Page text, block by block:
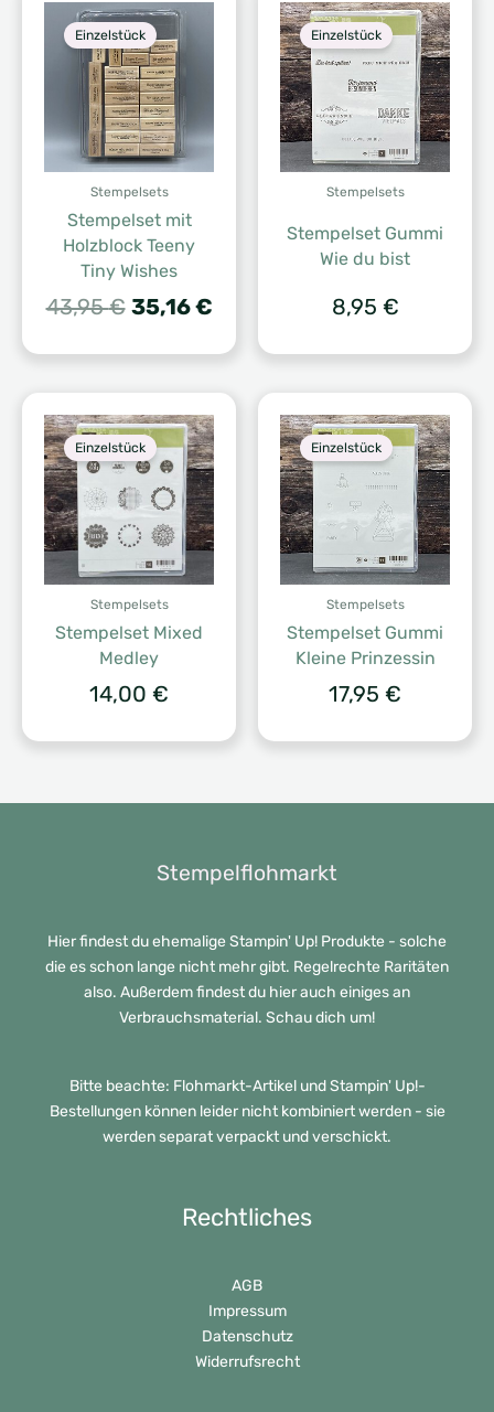
Einzelstück
Stempelsets
Stempelset mit
Holzblock Teeny
Tiny Wishes
43,95€ Ursprünglicher
war:
43,95 €
35,16€Aktueller
ist:
35,16 €.
Einzelstück
Stempelsets
Stempelset Gummi
Wie du bist
8,95 €
Einzelstück
Stempelsets
Stempelset Mixed
Medley
14,00 €
Einzelstück
Stempelsets
Stempelset Gummi
Kleine Prinzessin
17,95 €
Stempelflohmarkt
Hier findest du ehemalige Stampin' Up! Produkte - solche
die es schon lange nicht mehr gibt. Regelrechte Raritäten
also. Außerdem findest du hier auch einiges an
Verbrauchsmaterial. Schau dich um!
Bitte beachte: Flohmarkt-Artikel und Stampin' Up!-
Bestellungen können leider nicht kombiniert werden - sie
werden separat verpackt und verschickt.
Rechtliches
AGB
Impressum
Datenschutz
Widerrufsrecht